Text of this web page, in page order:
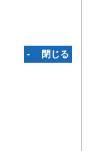
‐ 閉じる